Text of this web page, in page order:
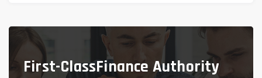
First-ClassFinance Authority